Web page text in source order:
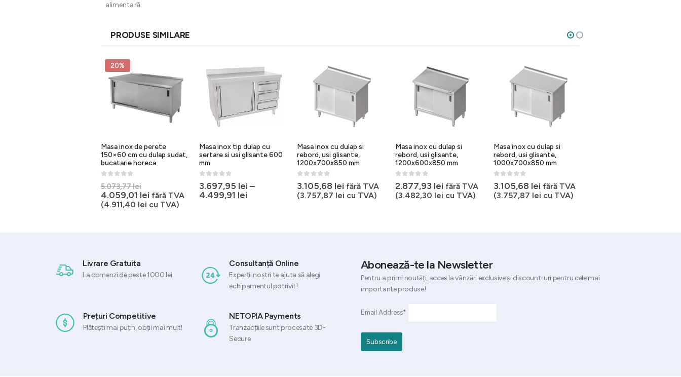
alimentară.
PRODUSE SIMILARE
20%
Masa inox de perete
150×60 cm cu dulap sudat,
bucatarie horeca
5.073,77lei
inițial
a
4.059,01 leiPrețul
curent
fără TVA
(4.911,40 lei cu TVA)
Masa inox tip dulap cu
sertare si usi glisante 600
mm
0out of 5
3.697,95 lei –
4.499,91 lei
Masa inox cu dulap si
rebord, usi glisante,
1200x700x850 mm
0out of 5
3.105,68 lei fără TVA
(3.757,87 lei cu TVA)
Masa inox cu dulap si
rebord, usi glisante,
1200x600x850 mm
0out of 5
2.877,93 lei fără TVA
(3.482,30 lei cu TVA)
Masa inox cu dulap si
rebord, usi glisante,
1000x700x850 mm
0out of 5
3.105,68 lei fără TVA
(3.757,87 lei cu TVA)
Livrare Gratuita
La comenzi de peste 1000 lei
Consultanță Online
Experții noștri te ajuta să alegi
echipamentul potrivit!
Prețuri Competitive
Plătești mai puțin, obții mai mult!
NETOPIA Payments
Tranzacțiile sunt procesate 3D-
Secure
Abonează-te la Newsletter
Pentru a primi noutăți, acces la vânzări exclusive și discount-uri pentru cele mai
importante produse!
Email Address*